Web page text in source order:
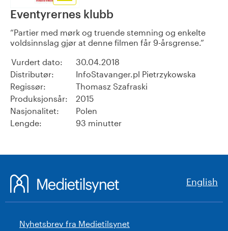
Eventyrernes klubb
Partier med mørk og truende stemning og enkelte
voldsinnslag gjør at denne filmen får 9-årsgrense.
Vurdert dato:
30.04.2018
Distributør:
InfoStavanger.pl Pietrzykowska
Regissør:
Thomasz Szafraski
Produksjonsår:
2015
Nasjonalitet:
Polen
Lengde:
93 minutter
English
Nyhetsbrev fra Medietilsynet